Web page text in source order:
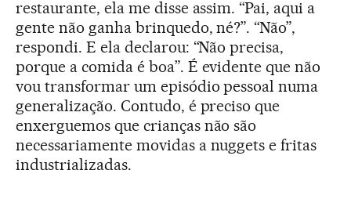
restaurante, ela me disse assim. “Pai, aqui a
gente não ganha brinquedo, né?”. “Não”,
respondi. E ela declarou: “Não precisa,
porque a comida é boa”. É evidente que não
vou transformar um episódio pessoal numa
generalização. Contudo, é preciso que
enxerguemos que crianças não são
necessariamente movidas a nuggets e fritas
industrializadas.